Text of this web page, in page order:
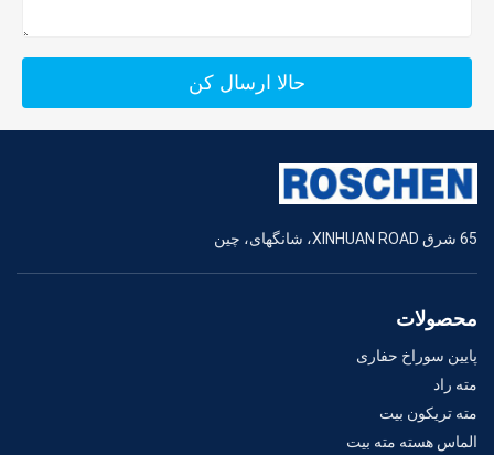
حالا ارسال کن
65 شرق XINHUAN ROAD، شانگهای، چین
محصولات
پایین سوراخ حفاری
مته راد
مته تریکون بیت
الماس هسته مته بیت